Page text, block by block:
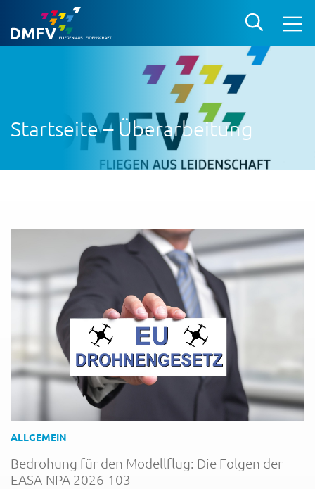
Startseite – Überarbeitung
ALLGEMEIN
Bedrohung für den Modellflug: Die Folgen der
EASA-NPA 2026-103